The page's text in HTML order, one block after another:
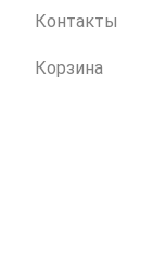
Контакты
Корзина